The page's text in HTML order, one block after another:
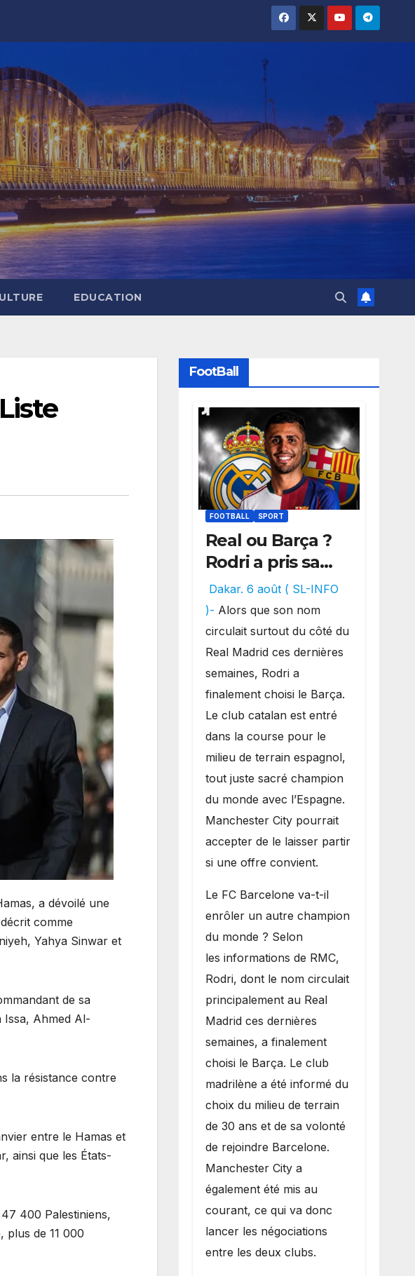
EDUCATION
a dévoilé une
comme
Yahya Sinwar et
de sa
Issa, Ahmed Al-
la résistance contre
entre le Hamas et
ainsi que les États-
400 Palestiniens,
plus de 11 000
FootBall
FOOTBALL SPORT
Real ou Barça ?
Rodri a pris sa
décision, un
choix qui
pourrait faire
grand bruit sur
le marché des
transferts.
Dakar. 6 août ( SL-INFO
)- Alors que son nom
circulait surtout du côté du
Real Madrid ces dernières
semaines, Rodri a
finalement choisi le Barça.
Le club catalan est entré
dans la course pour le
milieu de terrain espagnol,
tout juste sacré champion
du monde avec l’Espagne.
Manchester City pourrait
accepter de le laisser partir
si une offre convient.
​Le FC Barcelone va-t-il
enrôler un autre champion
du monde ? Selon
les informations de RMC,
Rodri, dont le nom circulait
principalement au Real
Madrid ces dernières
semaines, a finalement
choisi le Barça. Le club
madrilène a été informé du
choix du milieu de terrain
de 30 ans et de sa volonté
de rejoindre Barcelone.
Manchester City a
également été mis au
courant, ce qui va donc
lancer les négociations
entre les deux clubs.